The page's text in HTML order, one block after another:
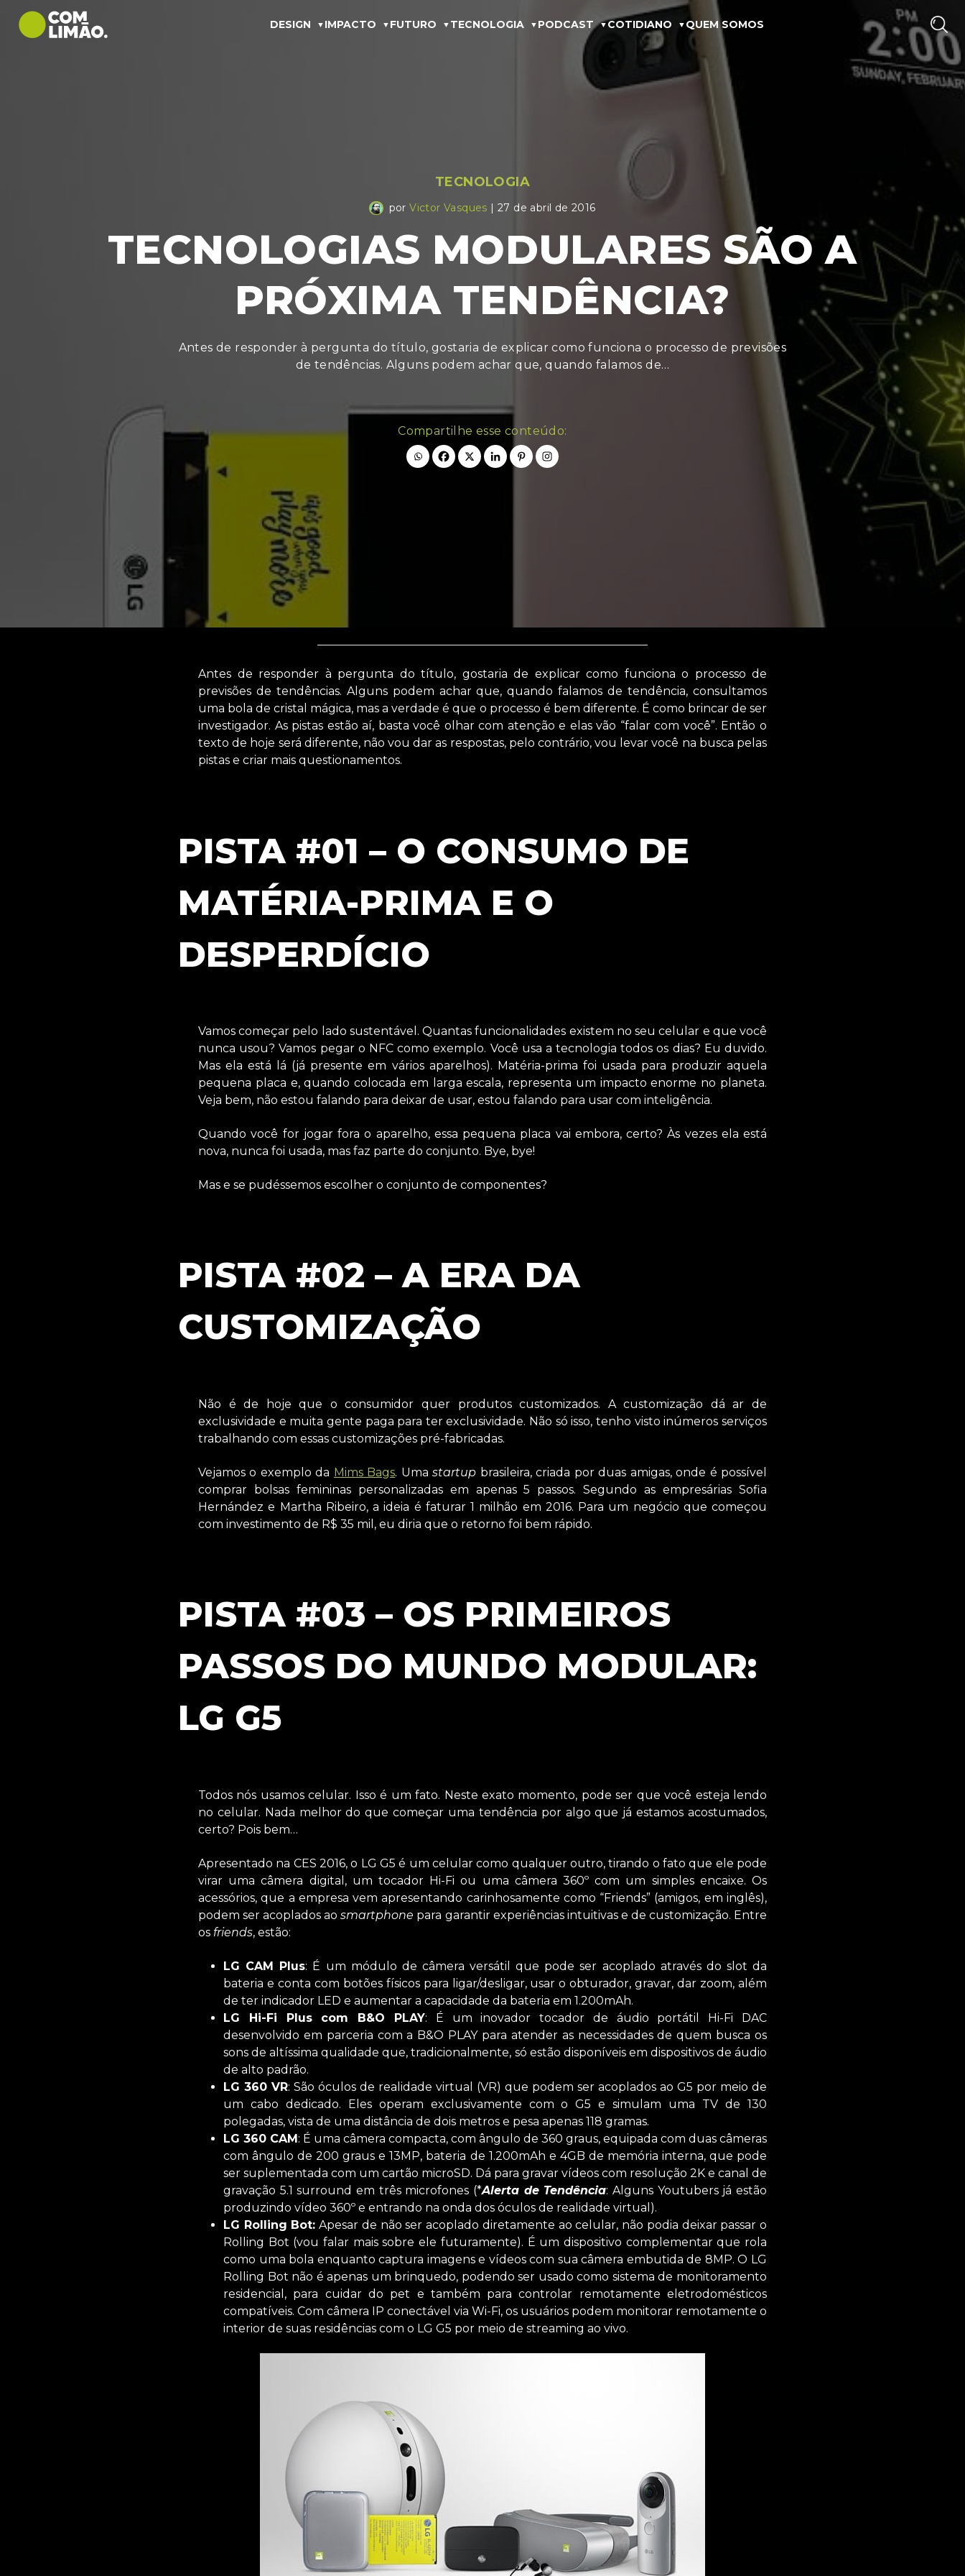
DESIGN IMPACTO FUTURO TECNOLOGIA PODCAST COTIDIANO QUEM SOMOS
TECNOLOGIA
porVictor Vasques | 27 de abril de 2016
TECNOLOGIAS MODULARES SÃO A
PRÓXIMA TENDÊNCIA?
Antes de responder à pergunta do título, gostaria de explicar como funciona o processo de previsões
de tendências. Alguns podem achar que, quando falamos de…
Compartilhe esse conteúdo:
Antes de responder à pergunta do título, gostaria de explicar como funciona o processo de
previsões de tendências. Alguns podem achar que, quando falamos de tendência, consultamos
uma bola de cristal mágica, mas a verdade é que o processo é bem diferente. É como brincar de ser
investigador. As pistas estão aí, basta você olhar com atenção e elas vão “falar com você”. Então o
texto de hoje será diferente, não vou dar as respostas, pelo contrário, vou levar você na busca pelas
pistas e criar mais questionamentos.
PISTA #01 – O CONSUMO DE
MATÉRIA-PRIMA E O
DESPERDÍCIO
Vamos começar pelo lado sustentável. Quantas funcionalidades existem no seu celular e que você
nunca usou? Vamos pegar o NFC como exemplo. Você usa a tecnologia todos os dias? Eu duvido.
Mas ela está lá (já presente em vários aparelhos). Matéria-prima foi usada para produzir aquela
pequena placa e, quando colocada em larga escala, representa um impacto enorme no planeta.
Veja bem, não estou falando para deixar de usar, estou falando para usar com inteligência.
Quando você for jogar fora o aparelho, essa pequena placa vai embora, certo? Às vezes ela está
nova, nunca foi usada, mas faz parte do conjunto. Bye, bye!
Mas e se pudéssemos escolher o conjunto de componentes?
PISTA #02 – A ERA DA
CUSTOMIZAÇÃO
Não é de hoje que o consumidor quer produtos customizados. A customização dá ar de
exclusividade e muita gente paga para ter exclusividade. Não só isso, tenho visto inúmeros serviços
trabalhando com essas customizações pré-fabricadas.
Vejamos o exemplo da Mims Bags. Umastartup brasileira, criada por duas amigas, onde é possível
comprar bolsas femininas personalizadas em apenas 5 passos. Segundo as empresárias Sofia
Hernández e Martha Ribeiro, a ideia é faturar 1 milhão em 2016. Para um negócio que começou
com investimento de R$ 35 mil, eu diria que o retorno foi bem rápido.
PISTA #03 – OS PRIMEIROS
PASSOS DO MUNDO MODULAR:
LG G5
Todos nós usamos celular. Isso é um fato. Neste exato momento, pode ser que você esteja lendo
no celular. Nada melhor do que começar uma tendência por algo que já estamos acostumados,
certo? Pois bem…
Apresentado na CES 2016, o LG G5 é um celular como qualquer outro, tirando o fato que ele pode
virar uma câmera digital, um tocador Hi-Fi ou uma câmera 360º com um simples encaixe. Os
acessórios, que a empresa vem apresentando carinhosamente como “Friends” (amigos, em inglês),
podem ser acoplados aosmartphone para garantir experiências intuitivas e de customização. Entre
os friends, estão:
LG CAM Plus: É um módulo de câmera versátil que pode ser acoplado através do slot da
bateria e conta com botões físicos para ligar/desligar, usar o obturador, gravar, dar zoom, além
de ter indicador LED e aumentar a capacidade da bateria em 1.200mAh.
LG Hi-Fi Plus com B&O PLAY: É um inovador tocador de áudio portátil Hi-Fi DAC
desenvolvido em parceria com a B&O PLAY para atender as necessidades de quem busca os
sons de altíssima qualidade que, tradicionalmente, só estão disponíveis em dispositivos de áudio
de alto padrão.
LG 360 VR: São óculos de realidade virtual (VR) que podem ser acoplados ao G5 por meio de
um cabo dedicado. Eles operam exclusivamente com o G5 e simulam uma TV de 130
polegadas, vista de uma distância de dois metros e pesa apenas 118 gramas.
LG 360 CAM: É uma câmera compacta, com ângulo de 360 graus, equipada com duas câmeras
com ângulo de 200 graus e 13MP, bateria de 1.200mAh e 4GB de memória interna, que pode
ser suplementada com um cartão microSD. Dá para gravar vídeos com resolução 2K e canal de
gravação 5.1 surround em três microfones (*Alerta de Tendência: Alguns Youtubers já estão
produzindo vídeo 360º e entrando na onda dos óculos de realidade virtual).
LG Rolling Bot: Apesar de não ser acoplado diretamente ao celular, não podia deixar passar o
Rolling Bot (vou falar mais sobre ele futuramente). É um dispositivo complementar que rola
como uma bola enquanto captura imagens e vídeos com sua câmera embutida de 8MP. O LG
Rolling Bot não é apenas um brinquedo, podendo ser usado como sistema de monitoramento
residencial, para cuidar do pet e também para controlar remotamente eletrodomésticos
compatíveis. Com câmera IP conectável via Wi-Fi, os usuários podem monitorar remotamente o
interior de suas residências com o LG G5 por meio de streaming ao vivo.